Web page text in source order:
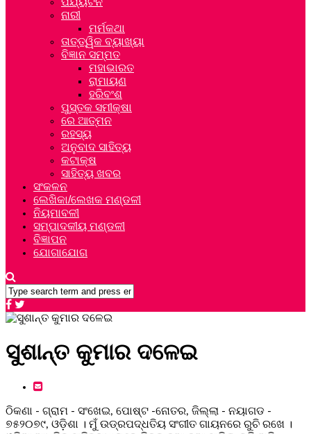
ନାରୀ
ମର୍ମକଥା
ତାତ୍ତ୍ୱିକ ବ୍ୟାଖ୍ୟା
ବିଜ୍ଞାନ ସମ୍ମତ
ମହାଭାରତ
ରାମାୟଣ
ହରିବଂଶ
ପୁସ୍ତକ ସମୀକ୍ଷା
ରେ ଆତ୍ମନ
ରହସ୍ୟ
ଅନୁବାଦ ସାହିତ୍ୟ
କଟାକ୍ଷ
ସାହିତ୍ୟ ଖବର
ସଂକଳନ
ଲେଖିକା/ଲେଖକ ମଣ୍ଡଳୀ
ନିୟମାବଳୀ
ସମ୍ପାଦକୀୟ ମଣ୍ଡଳୀ
ବିଜ୍ଞାପନ
ଯୋଗାଯୋଗ
ସୁଶାନ୍ତ କୁମାର ଦଳେଇ
ଠିକଣା - ଗ୍ରାମ - ସଂଖେଇ, ପୋଷ୍ଟ -ନୋତର, ଜିଲ୍ଲା - ନୟାଗଡ -
୭୫୨୦୭୯, ଓଡ଼ିଶା । ମୁଁ ଉଡ୍ରପଦ୍ଧତିୟ ସଂଗୀତ ଗାୟନରେ ରୁଚି ରଖେ ।